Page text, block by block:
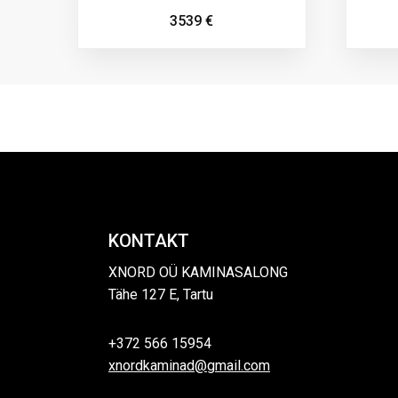
3539€
KONTAKT
XNORD OÜ KAMINASALONG
Tähe 127 E, Tartu
+372 566 15954
xnordkaminad@gmail.com